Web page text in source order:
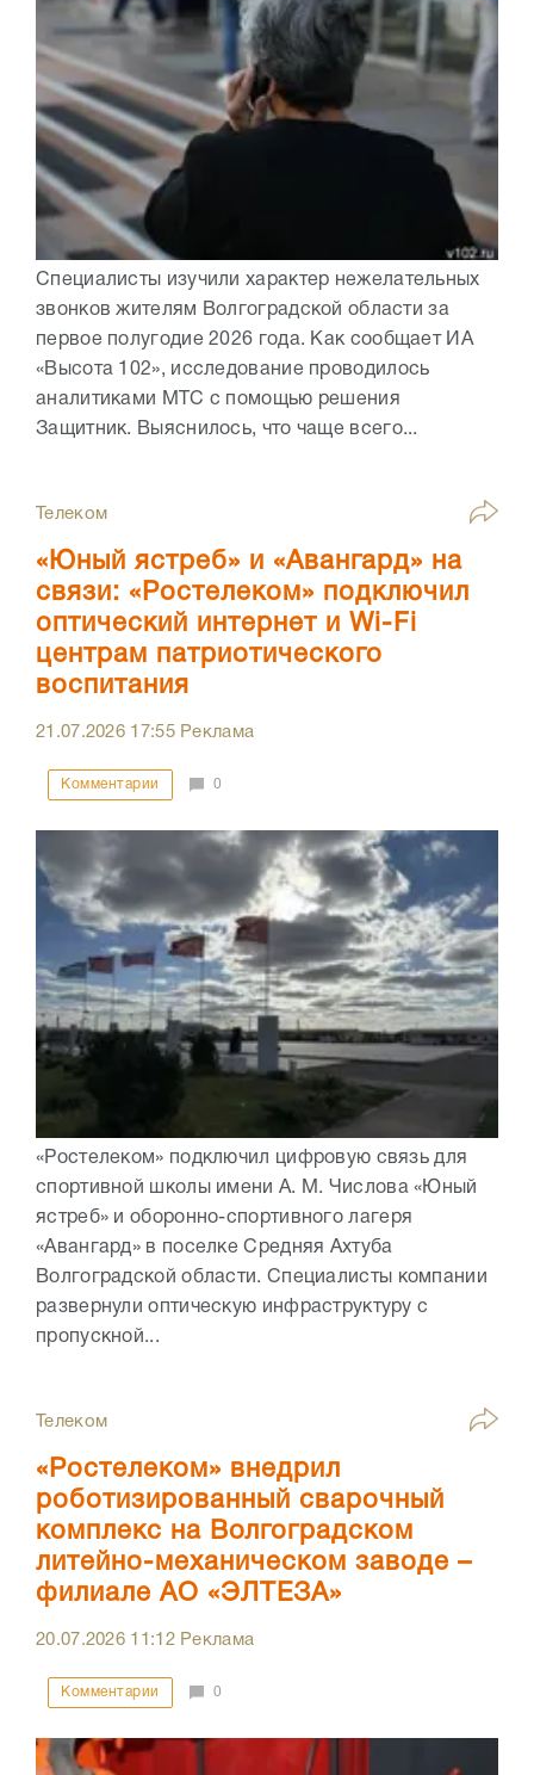
Специалисты изучили характер нежелательных
звонков жителям Волгоградской области за
первое полугодие 2026 года. Как сообщает ИА
«Высота 102», исследование проводилось
аналитиками МТС с помощью решения
Защитник. Выяснилось, что чаще всего...
Телеком
«Юный ястреб» и «Авангард» на
связи: «Ростелеком» подключил
оптический интернет и Wi-Fi
центрам патриотического
воспитания
21.07.2026 17:55Реклама
Комментарии 0
«Ростелеком» подключил цифровую связь для
спортивной школы имени А. М. Числова «Юный
ястреб» и оборонно-спортивного лагеря
«Авангард» в поселке Средняя Ахтуба
Волгоградской области. Специалисты компании
развернули оптическую инфраструктуру с
пропускной...
Телеком
«Ростелеком» внедрил
роботизированный сварочный
комплекс на Волгоградском
литейно-механическом заводе –
филиале АО «ЭЛТЕЗА»
20.07.2026 11:12Реклама
Комментарии 0